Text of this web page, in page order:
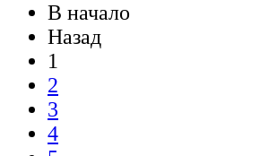
В начало
Назад
1
2
3
4